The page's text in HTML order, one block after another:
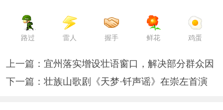
路过 雷人 握手 鲜花 鸡蛋
上一篇： 宜州落实增设壮语窗口，解决部分群众因
下一篇： 壮族山歌剧《天梦·钎声谣》在崇左首演